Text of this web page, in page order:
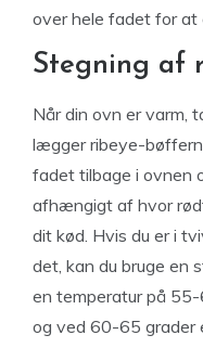
over hele fadet for at
Stegning af
Når din ovn er varm,
lægger ribeye-
fadet tilbage i ovnen
afhængigt af hvor
dit kød. Hvis du er i
det, kan du bruge en
en temperatur på 55-
og ved 60-65 grader